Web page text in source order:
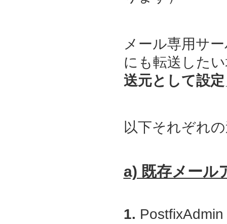
メール専用サ
にも転送した
送元として設定
以下それぞれ
a) 既存メール
1. PostfixAdmin